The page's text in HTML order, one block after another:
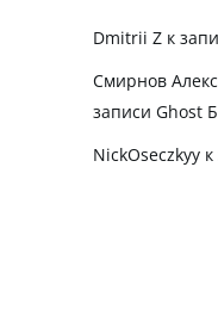
Dmitrii Zк
Смирнов
записи Ghost
NickOseczkyyк